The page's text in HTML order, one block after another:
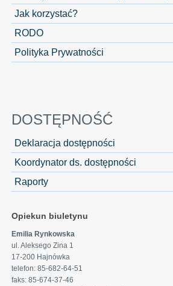
Jak korzystać?
RODO
Polityka Prywatności
DOSTĘPNOŚĆ
Deklaracja dostępności
Koordynator ds. dostępności
Raporty
Opiekun biuletynu
Emilia Rynkowska
ul. Aleksego Zina 1
17-200 Hajnówka
telefon: 85-682-64-51
faks: 85-674-37-46